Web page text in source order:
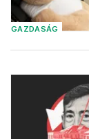
GAZDASÁG